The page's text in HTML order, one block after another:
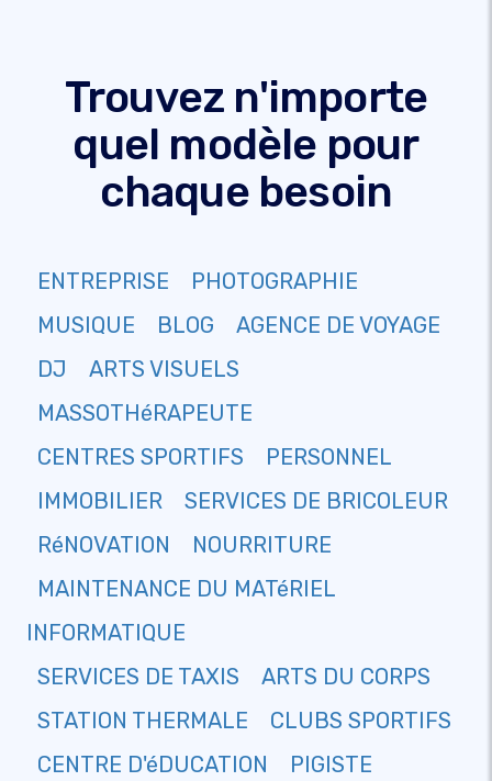
Trouvez n'importe
quel modèle pour
chaque besoin
ENTREPRISE
PHOTOGRAPHIE
MUSIQUE
BLOG
AGENCE DE VOYAGE
DJ
ARTS VISUELS
MASSOTHéRAPEUTE
CENTRES SPORTIFS
PERSONNEL
IMMOBILIER
SERVICES DE BRICOLEUR
RéNOVATION
NOURRITURE
MAINTENANCE DU MATéRIEL
INFORMATIQUE
SERVICES DE TAXIS
ARTS DU CORPS
STATION THERMALE
CLUBS SPORTIFS
CENTRE D'éDUCATION
PIGISTE